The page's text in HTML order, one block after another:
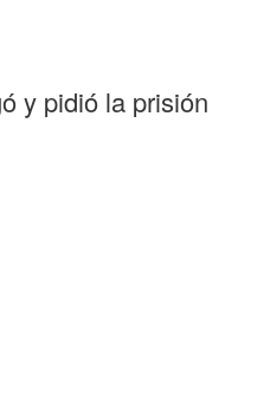
y pidió la prisión